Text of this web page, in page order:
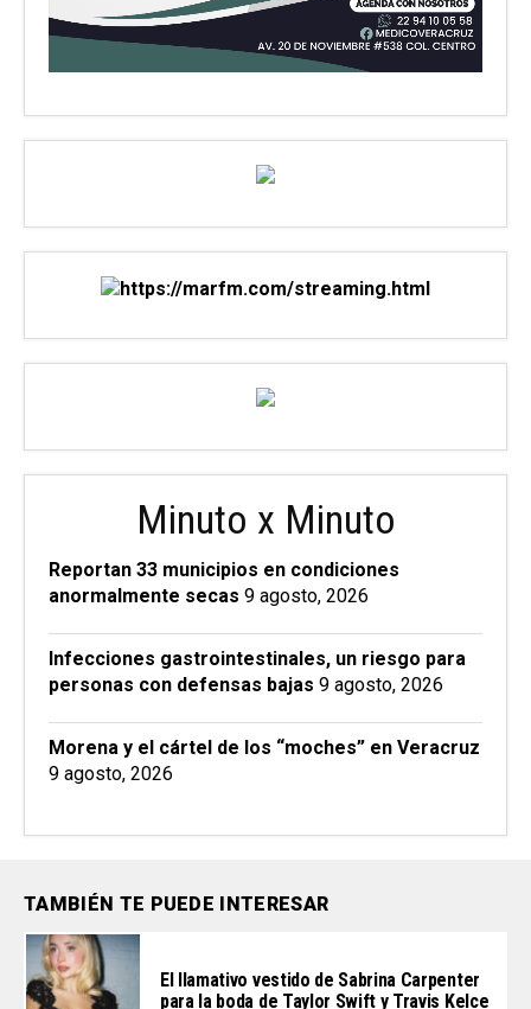
Minuto x Minuto
Reportan 33 municipios en condiciones
anormalmente secas 9 agosto, 2026
Infecciones gastrointestinales, un riesgo para
personas con defensas bajas 9 agosto, 2026
Morena y el cártel de los “moches” en Veracruz
9 agosto, 2026
TAMBIÉN TE PUEDE INTERESAR
El llamativo vestido de Sabrina Carpenter
para la boda de Taylor Swift y Travis Kelce